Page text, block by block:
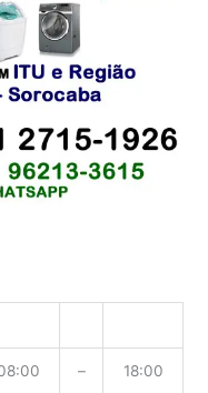
– 18:00